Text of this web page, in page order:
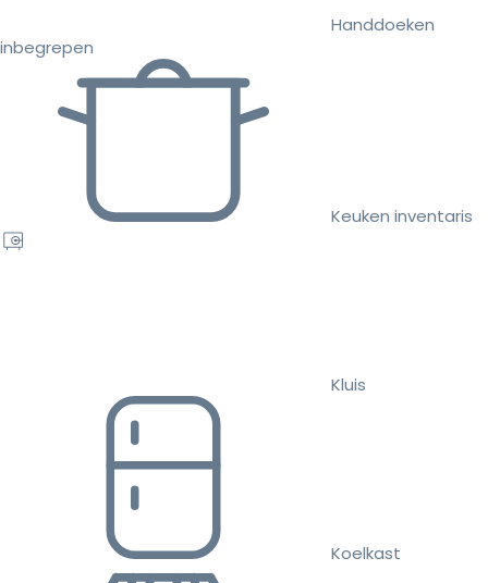
Handdoeken
inbegrepen
Keuken inventaris
Kluis
Koelkast